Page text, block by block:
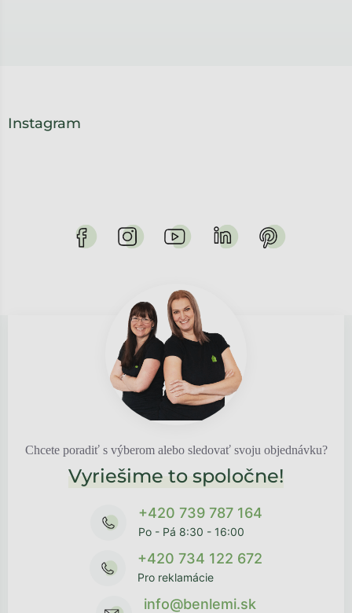
Instagram
Chcete poradiť s výberom alebo sledovať svoju objednávku?
Vyriešime to spoločne!
+420 739 787 164
Po - Pá 8:30 - 16:00
+420 734 122 672
Pro reklamácie
info@benlemi.sk